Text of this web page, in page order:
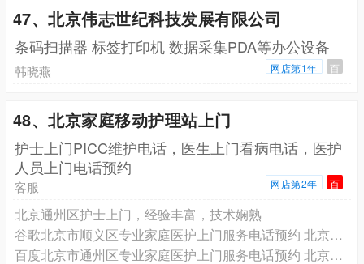
47、北京伟志世纪科技发展有限公司
条码扫描器 标签打印机 数据采集PDA等办公设备
韩晓燕 网店第1年 百
48、北京家庭移动护理站上门
护士上门PICC维护电话，医生上门看病电话，医护
人员上门电话预约
客服 网店第2年 百
北京通州区护士上门，经验丰富，技术娴熟
谷歌北京市顺义区专业家庭医护上门服务电话预约 北京顺义区专业护士上门打针输液电话预约，北京市顺义区专业家庭医护上门电话号码
百度北京市通州区专业家庭医护上门服务电话预约 北京通州区专业护士上门打针输液电话预约，北京市通州区专业家庭医护上门电话号码